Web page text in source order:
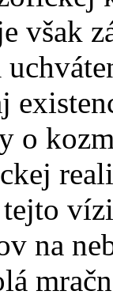
však
o
na